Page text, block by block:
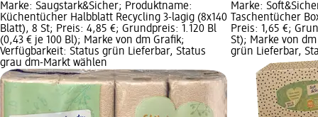
Marke: Saugstark&Sicher; Produktname:
Küchentücher Halbblatt Recycling 3-lagig (8x140
Blatt), 8 St; Preis: 4,85 €; Grundpreis: 1.120 Bl
(0,43 € je 100 Bl); Marke von dm Grafik;
Verfügbarkeit: Status grün Lieferbar, Status
grau dm-Markt wählen
Marke:
Taschentücher
Preis: 1,65 €;
St); Marke von
grün Lieferbar,